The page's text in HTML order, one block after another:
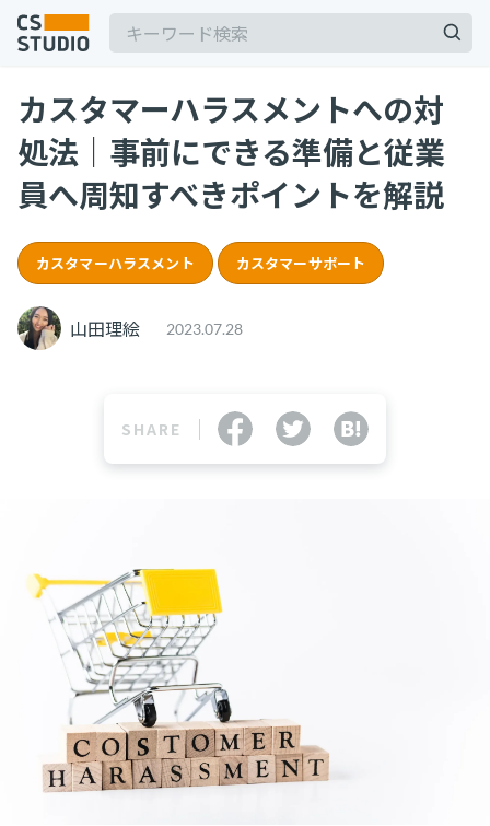
サービス
コンサル・トレーニング
CS人材育成プログラム
カスタマーサクセスBPO
BPaaS​
既存営業 AI BPO
カスタマーサポート代行
多言語カスタマーサポート対応
CSツール導入・運用支援
ツール選定・運用支援
2025.03.19
【2025年最新】Outlookの時短術15選！メー
ル作成やタスク管理のテクニックを紹介
カスタマーサポート
2025.06.06
BPaaSに取り組む注目企業一覧（2025年版）
例とともに解説
カスタマーサクセス 顧客満足度
2025.04.23
意外と知らない？Google スプレッドシート関
数の落とし穴 ～集計作業を効率化する4つの
関数と、見落としがちな注意点～
カスタマーサポート
カスタマーハラスメントへの対
処法｜事前にできる準備と従業
員へ周知すべきポイントを解説
カスタマーハラスメント カスタマーサポート
山田理絵 2023.07.28
SHARE